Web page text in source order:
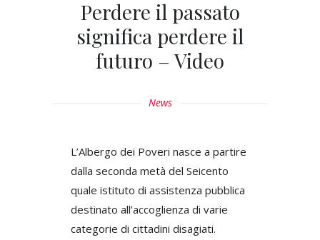
Perdere il passato
significa perdere il
futuro – Video
News
L’Albergo dei Poveri nasce a partire
dalla seconda metà del Seicento
quale istituto di assistenza pubblica
destinato all’accoglienza di varie
categorie di cittadini disagiati.